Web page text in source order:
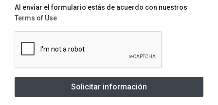
Al enviar el formulario estás de acuerdo con nuestros
Terms of Use
Solicitar información